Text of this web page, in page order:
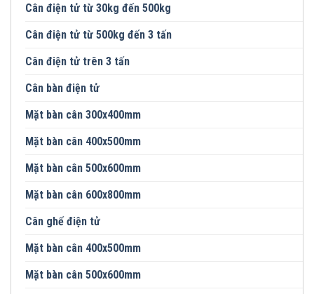
Cân điện tử từ 30kg đến 500kg
Cân điện tử từ 500kg đến 3 tấn
Cân điện tử trên 3 tấn
Cân bàn điện tử
Mặt bàn cân 300x400mm
Mặt bàn cân 400x500mm
Mặt bàn cân 500x600mm
Mặt bàn cân 600x800mm
Cân ghế điện tử
Mặt bàn cân 400x500mm
Mặt bàn cân 500x600mm